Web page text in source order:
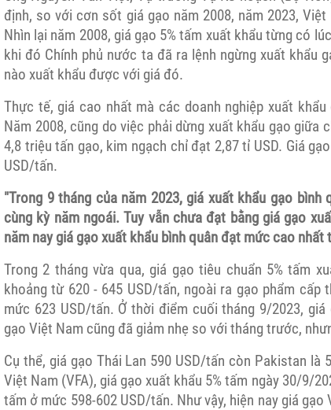
định, so với cơn sốt giá gạo năm 2008, năm 2023,
Nhìn lại năm 2008, giá gạo 5% tấm xuất khẩu từng có
khi đó Chính phủ nước ta đã ra lệnh ngừng xuất khẩu
nào xuất khẩu được với giá đó.
Thực tế, giá cao nhất mà các doanh nghiệp xuất
Năm 2008, cũng do việc phải dừng xuất khẩu gạo giữa
4,8 triệu tấn gạo, kim ngạch chỉ đạt 2,87 tỉ USD. Giá
USD/tấn.
"Trong 9 tháng của năm 2023, giá xuất khẩu gạo
cùng kỳ năm ngoái. Tuy vẫn chưa đạt bằng giá gạo
năm nay giá gạo xuất khẩu bình quân đạt mức cao nhất
Trong 2 tháng vừa qua, giá gạo tiêu chuẩn 5% tấm
khoảng từ 620 - 645 USD/tấn, ngoài ra gạo phẩm
mức 623 USD/tấn. Ở thời điểm cuối tháng 9/2023,
gạo Việt Nam cũng đã giảm nhẹ so với tháng trước,
Cụ thể, giá gạo Thái Lan 590 USD/tấn còn Pakistan là
Việt Nam (VFA), giá gạo xuất khẩu 5% tấm ngày 30/9/
tấm ở mức 598-602 USD/tấn. Như vậy, hiện nay giá